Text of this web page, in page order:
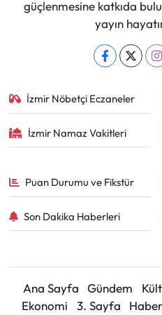
güçlenmesine katkıda
yayın
İzmir Nöbetçi Eczaneler
İzmir Namaz Vakitleri
Puan Durumu ve Fikstür
Son Dakika Haberleri
Ana Sayfa Gündem
Ekonomi
3. Sayfa